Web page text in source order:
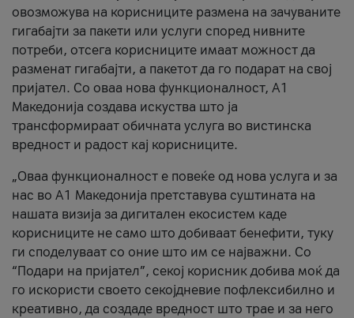
овозможува на корисниците размена на зачуваните
гигабајти за пакети или услуги според нивните
потреби, отсега корисниците имаат можност да
разменат гигабајти, а пакетот да го подарат на свој
пријател. Со оваа нова функционалност, А1
Македонија создава искуства што ја
трансформираат обичната услуга во вистинска
вредност и радост кај корисниците.
„Оваа функционалност е повеќе од нова услуга и за
нас во А1 Македонија претставува суштината на
нашата визија за дигитален екосистем каде
корисниците не само што добиваат бенефити, туку
ги споделуваат со оние што им се најважни. Со
“Подари на пријател”, секој корисник добива моќ да
го искористи своето секојдневие пофлексибилно и
креативно, да создаде вредност што трае и за него